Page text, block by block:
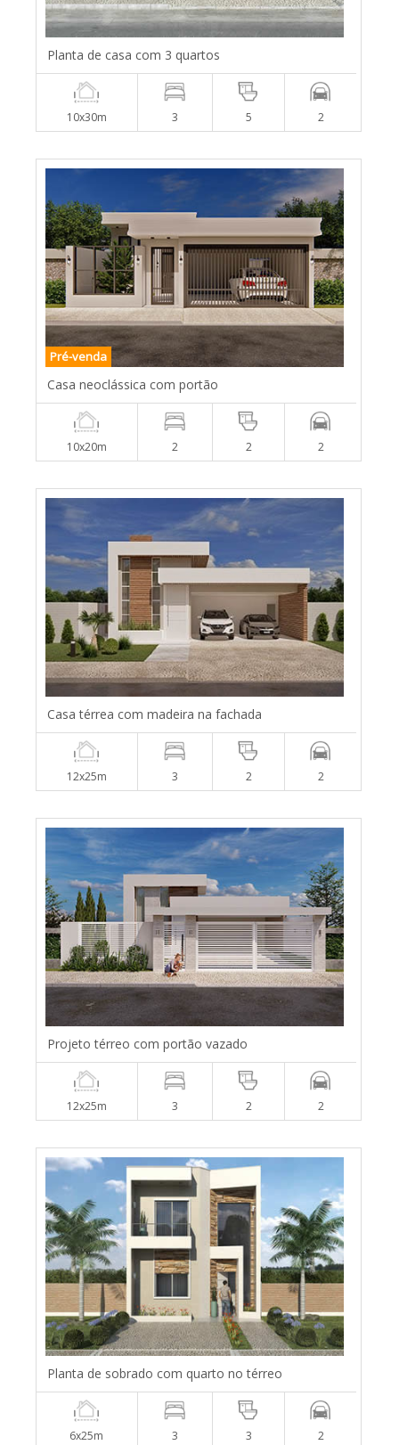
Planta de casa com 3 quartos
10x30m 3 5 2
Pré-venda
Casa neoclássica com portão
10x20m 2 2 2
Casa térrea com madeira na fachada
12x25m 3 2 2
Projeto térreo com portão vazado
12x25m 3 2 2
Planta de sobrado com quarto no térreo
6x25m 3 3 2